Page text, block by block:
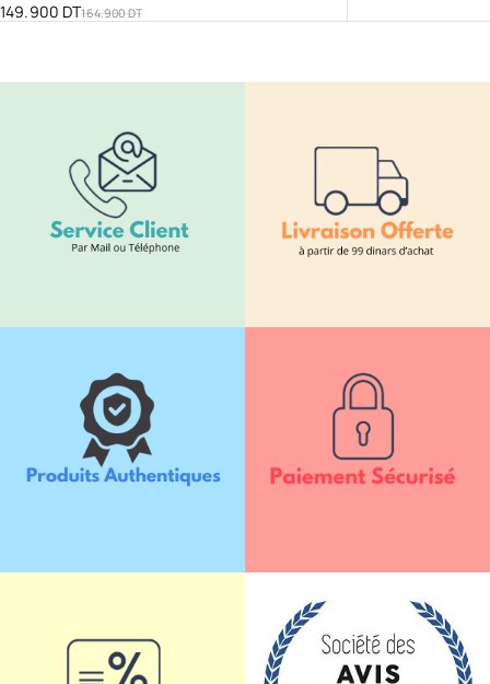
164.900DT
149.900 DT